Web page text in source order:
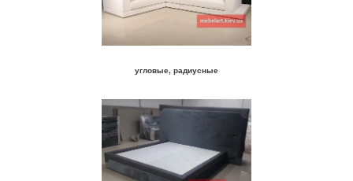
угловые, радиусные